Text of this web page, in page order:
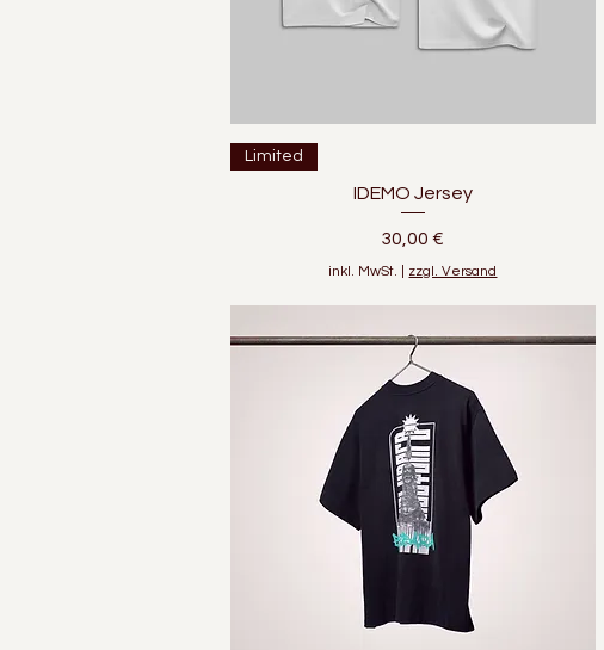
Limited
IDEMO Jersey
Preis
30,00 €
inkl. MwSt. zzgl. Versand